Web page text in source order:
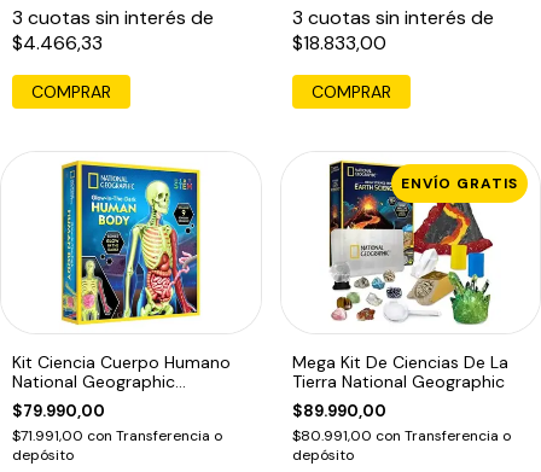
3 cuotas sin interés de
$4.466,33
COMPRAR
3 cuotas sin interés de
$18.833,00
COMPRAR
Kit Ciencia Cuerpo Humano
National Geographic
Anatomia
$79.990,00
$71.991,00 con Transferencia o
depósito
ENVÍO GRATIS
Mega Kit De Ciencias De La
Tierra National Geographic
$89.990,00
$80.991,00 con Transferencia o
depósito